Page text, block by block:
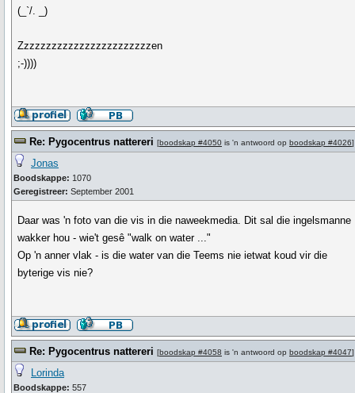
(_`/. _)
Zzzzzzzzzzzzzzzzzzzzzzzzen
;-))))
Re: Pygocentrus nattereri [boodskap #4050 is 'n antwoord op boodskap #4026]
Jonas
Boodskappe: 1070
Geregistreer: September 2001
Daar was 'n foto van die vis in die naweekmedia. Dit sal die ingelsmanne
wakker hou - wie't gesê "walk on water ..."
Op 'n anner vlak - is die water van die Teems nie ietwat koud vir die
byterige vis nie?
Re: Pygocentrus nattereri [boodskap #4058 is 'n antwoord op boodskap #4047]
Lorinda
Boodskappe: 557